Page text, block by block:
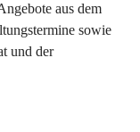
aus dem
sowie
und der